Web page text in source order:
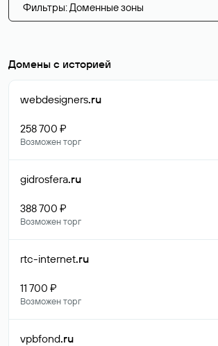
Фильтры: Доменные зоны
Домены с историей
webdesigners.ru
258 700 ₽
Возможен торг
gidrosfera.ru
388 700 ₽
Возможен торг
rtc-internet.ru
11 700 ₽
Возможен торг
vpbfond.ru